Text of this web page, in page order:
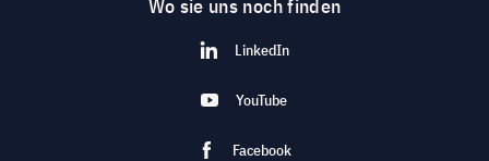
Wo sie uns noch finden
LinkedIn
YouTube
Facebook